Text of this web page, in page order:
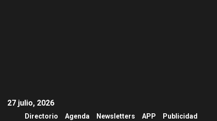
27 julio, 2026
Directorio Agenda Newsletters APP
Publicidad